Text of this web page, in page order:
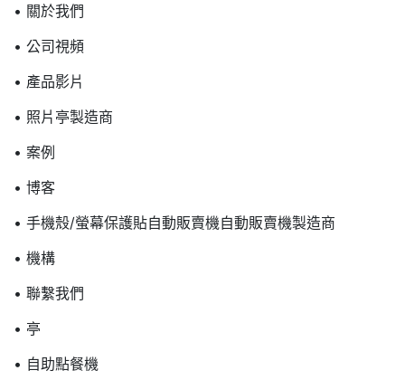
• 關於我們
• 公司視頻
• 產品影片
• 照片亭製造商
• 案例
• 博客
• 手機殼/螢幕保護貼自動販賣機自動販賣機製造商
• 機構
• 聯繫我們
• 亭
• 自助點餐機